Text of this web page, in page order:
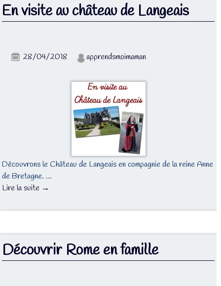
En visite au château de Langeais
28/04/2018 apprendsmoimaman
Découvrons le Château de Langeais en compagnie de la reine Anne
de Bretagne. …
Lire la suite →
Découvrir Rome en famille